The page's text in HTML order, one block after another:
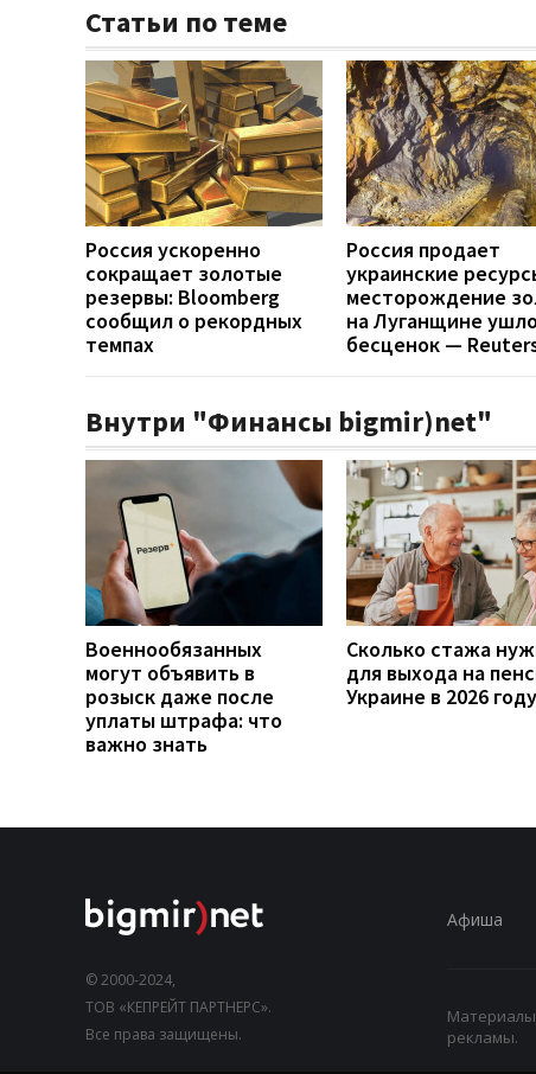
Статьи по теме
Россия ускоренно
сокращает золотые
резервы: Bloomberg
сообщил о рекордных
темпах
Россия продает
украинские
месторождение
на Луганщине
бесценок —
Внутри "Финансы bigmir)net"
Военнообязанных
могут объявить в
розыск даже после
уплаты штрафа: что
важно знать
Сколько стажа
для выхода на
Украине в 2026 году
© 2000-2024,
ТОВ «КЕПРЕЙТ ПАРТНЕРС».
Все права защищены.
Афиша
рекламы.